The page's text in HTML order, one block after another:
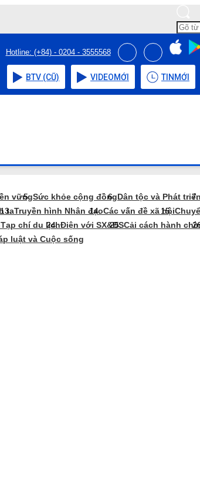
Hotline: (+84) - 0204 - 3555568
BTV (CŨ) VIDEOMỚI TIN MỚI
vữngSức khỏe cộng đồngDân tộc và Phát triển
taTruyền hình Nhân đạoCác vấn đề xã hội
Tạp chí du lịchĐiện với SX&ĐSCải cách hành
luật và Cuộc sống